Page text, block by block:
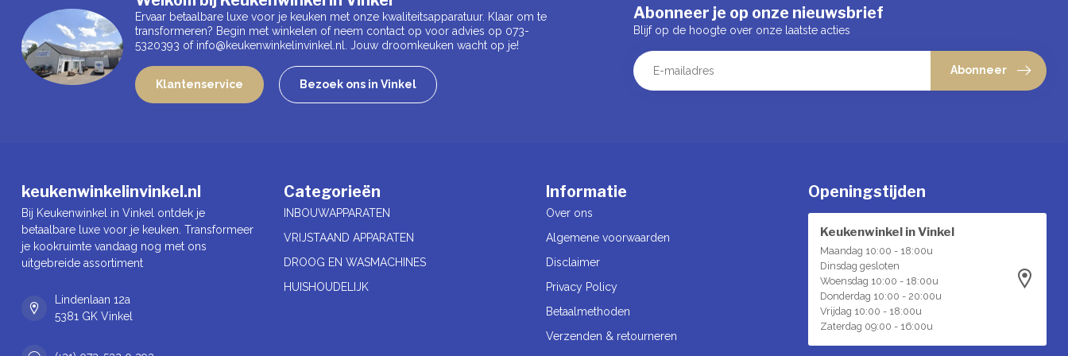
Ervaar betaalbare luxe voor je keuken met onze kwaliteitsapparatuur. Klaar om te
transformeren? Begin met winkelen of neem contact op voor advies op 073-
5320393 of info@keukenwinkelinvinkel.nl . Jouw droomkeuken wacht op je!
Klantenservice Bezoek ons in Vinkel
Abonneer je op onze nieuwsbrief
Blijf op de hoogte over onze laatste acties
Abonneer
keukenwinkelinvinkel.nl
Bij Keukenwinkel in Vinkel ontdek je
betaalbare luxe voor je keuken. Transformeer
je kookruimte vandaag nog met ons
uitgebreide assortiment
Lindenlaan 12a
5381 GK Vinkel
Categorieën
INBOUWAPPARATEN
VRIJSTAAND APPARATEN
DROOG EN WASMACHINES
HUISHOUDELIJK
Informatie
Over ons
Algemene voorwaarden
Disclaimer
Privacy Policy
Betaalmethoden
Verzenden & retourneren
Openingstijden
Keukenwinkel in Vinkel
Maandag 10:00 - 18:00u
Dinsdag gesloten
Woensdag 10:00 - 18:00u
Donderdag 10:00 - 20:00u
Vrijdag 10:00 - 18:00u
Zaterdag 09:00 - 16:00u